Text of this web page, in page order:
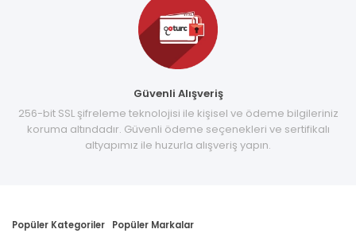
Güvenli Alışveriş
256-bit SSL şifreleme teknolojisi ile kişisel ve ödeme bilgileriniz
koruma altındadır. Güvenli ödeme seçenekleri ve sertifikalı
altyapımız ile huzurla alışveriş yapın.
Popüler Kategoriler Popüler Markalar